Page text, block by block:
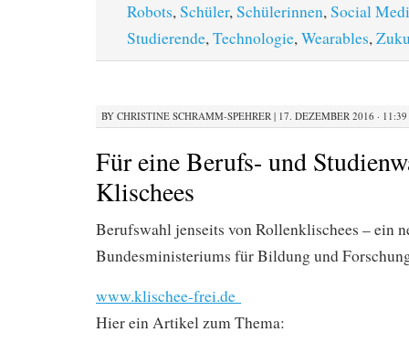
Robots,Schüler,Schülerinnen,Social
Studierende,Technologie,Wearables,
BY CHRISTINE SCHRAMM-SPEHRER | 17. DEZEMBER 2016 · 11:39
Für eine Berufs- und
Klischees
Berufswahl jenseits von Rollenklischees – ein
Bundesministeriums für Bildung und
www.klischee-frei.de
Hier ein Artikel zum Thema: